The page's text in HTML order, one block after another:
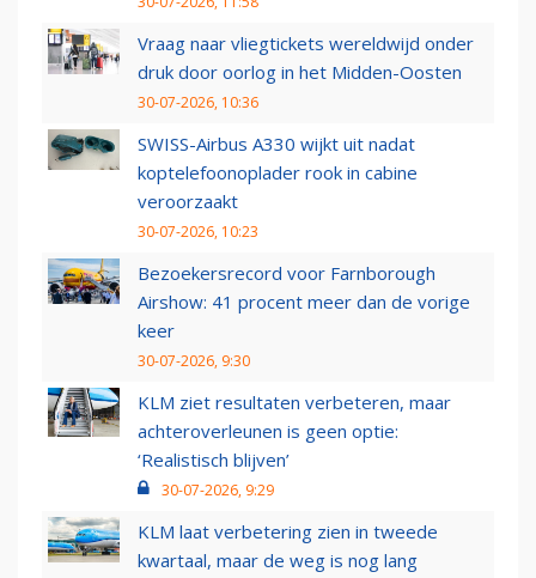
Vraag naar vliegtickets wereldwijd onder
druk door oorlog in het Midden-Oosten
30-07-2026, 10:36
SWISS-Airbus A330 wijkt uit nadat
koptelefoonoplader rook in cabine
veroorzaakt
30-07-2026, 10:23
Bezoekersrecord voor Farnborough
Airshow: 41 procent meer dan de vorige
keer
30-07-2026, 9:30
KLM ziet resultaten verbeteren, maar
achteroverleunen is geen optie:
‘Realistisch blijven’
30-07-2026, 9:29
KLM laat verbetering zien in tweede
kwartaal, maar de weg is nog lang